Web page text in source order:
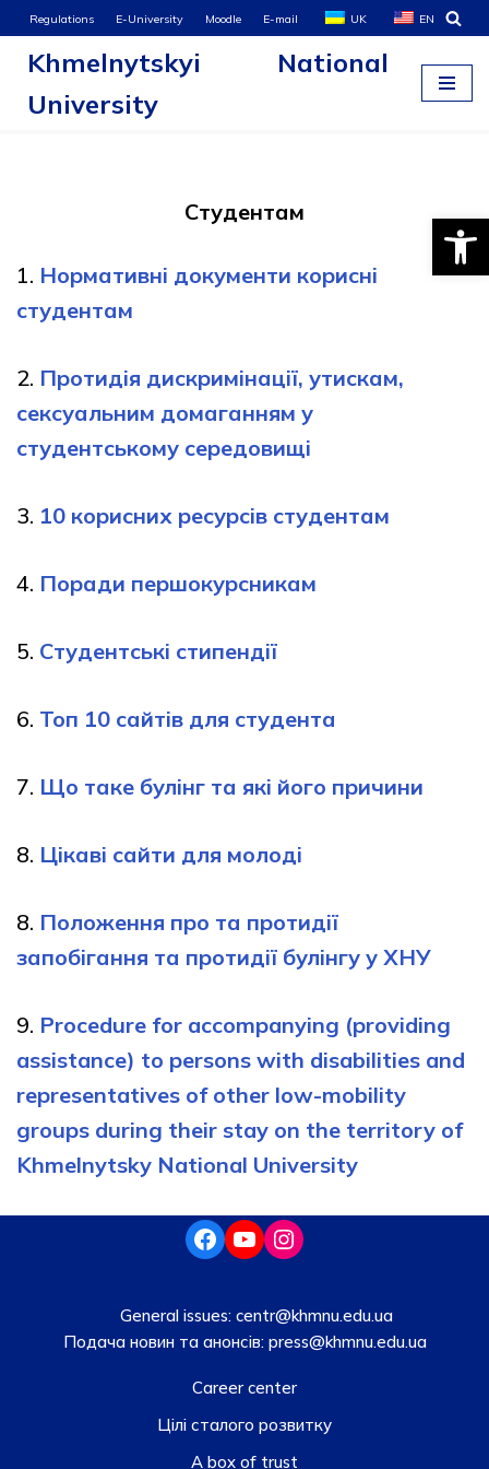
Skip
content
Regulations E-University Moodle E-mail UK EN
Khmelnytskyi National
University
Студентам
1. Нормативні документи корисні
студентам
2. Протидія дискримінації, утискам,
сексуальним домаганням у
студентському середовищі
3. 10 корисних ресурсів студентам
4. Поради першокурсникам
5. Студентські стипендії
6. Топ 10 сайтів для студента
7. Що таке булінг та які його причини
8. Цікаві сайти для молоді
8. Положення про та протидії
запобігання та протидії булінгу у ХНУ
9. Procedure for accompanying (providing
assistance) to persons with disabilities and
representatives of other low-mobility
groups during their stay on the territory of
Khmelnytsky National University
General issues: centr@khmnu.edu.ua
Подача новин та анонсів:press@khmnu.edu.ua
Career center
Цілі сталого розвитку
A box of trust